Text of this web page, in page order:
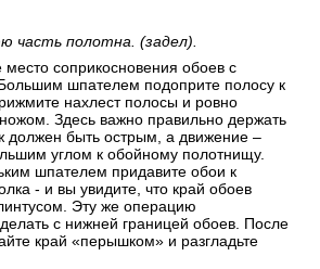
часть полотна. (задел).
соприкосновения обоев с
шпателем подоприте полосу к
нахлест полосы и ровно
Здесь важно правильно держать
должен быть острым, а движение –
углом к обойному полотнищу.
шпателем придавите обои к
- и вы увидите, что край обоев
Эту же операцию
с нижней границей обоев. После
край «перышком» и разгладьте